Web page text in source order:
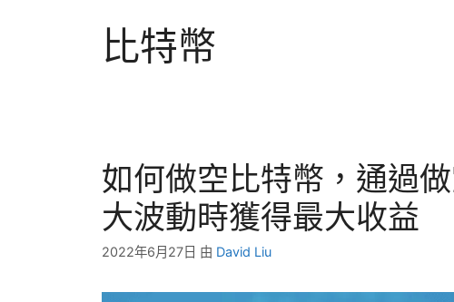
比特幣
如何做空比特幣，通過
大波動時獲得最大收益
2022年6月27日 由 David Liu